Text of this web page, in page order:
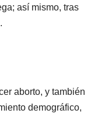
así mismo, tras
aborto, y también
demográfico,